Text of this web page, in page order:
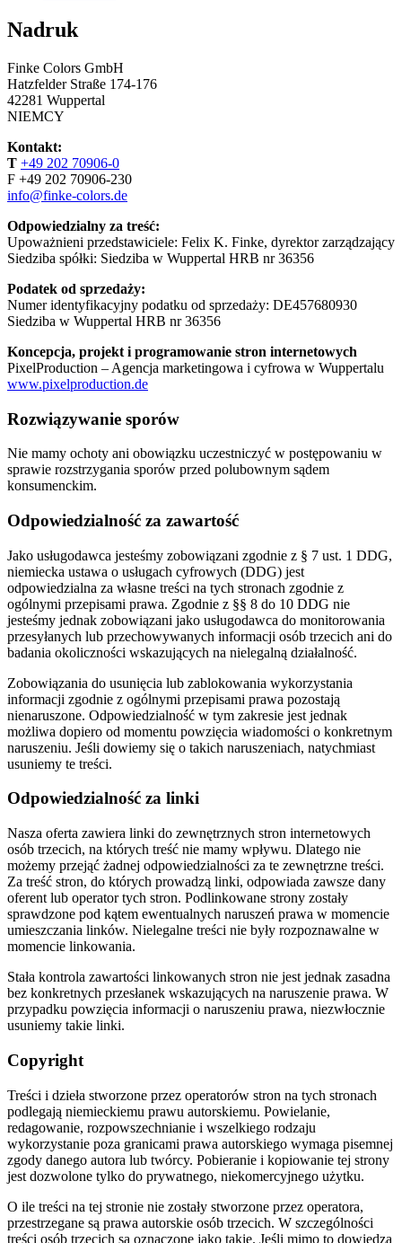
Nadruk
Finke Colors GmbH
Hatzfelder Straße 174-176
42281 Wuppertal
NIEMCY
Kontakt:
T +49 202 70906-0
F +49 202 70906-230
info@finke-colors.de
Odpowiedzialny za treść:
Upoważnieni przedstawiciele: Felix K. Finke, dyrektor zarządzający
Siedziba spółki: Siedziba w Wuppertal HRB nr 36356
Podatek od sprzedaży:
Numer identyfikacyjny podatku od sprzedaży: DE457680930
Siedziba w Wuppertal HRB nr 36356
Koncepcja, projekt i programowanie stron internetowych
PixelProduction – Agencja marketingowa i cyfrowa w Wuppertalu
www.pixelproduction.de
Rozwiązywanie sporów
Nie mamy ochoty ani obowiązku uczestniczyć w postępowaniu w
sprawie rozstrzygania sporów przed polubownym sądem
konsumenckim.
Odpowiedzialność za zawartość
Jako usługodawca jesteśmy zobowiązani zgodnie z § 7 ust. 1 DDG,
niemiecka ustawa o usługach cyfrowych (DDG) jest
odpowiedzialna za własne treści na tych stronach zgodnie z
ogólnymi przepisami prawa. Zgodnie z §§ 8 do 10 DDG nie
jesteśmy jednak zobowiązani jako usługodawca do monitorowania
przesyłanych lub przechowywanych informacji osób trzecich ani do
badania okoliczności wskazujących na nielegalną działalność.
Zobowiązania do usunięcia lub zablokowania wykorzystania
informacji zgodnie z ogólnymi przepisami prawa pozostają
nienaruszone. Odpowiedzialność w tym zakresie jest jednak
możliwa dopiero od momentu powzięcia wiadomości o konkretnym
naruszeniu. Jeśli dowiemy się o takich naruszeniach, natychmiast
usuniemy te treści.
Odpowiedzialność za linki
Nasza oferta zawiera linki do zewnętrznych stron internetowych
osób trzecich, na których treść nie mamy wpływu. Dlatego nie
możemy przejąć żadnej odpowiedzialności za te zewnętrzne treści.
Za treść stron, do których prowadzą linki, odpowiada zawsze dany
oferent lub operator tych stron. Podlinkowane strony zostały
sprawdzone pod kątem ewentualnych naruszeń prawa w momencie
umieszczania linków. Nielegalne treści nie były rozpoznawalne w
momencie linkowania.
Stała kontrola zawartości linkowanych stron nie jest jednak zasadna
bez konkretnych przesłanek wskazujących na naruszenie prawa. W
przypadku powzięcia informacji o naruszeniu prawa, niezwłocznie
usuniemy takie linki.
Copyright
Treści i dzieła stworzone przez operatorów stron na tych stronach
podlegają niemieckiemu prawu autorskiemu. Powielanie,
redagowanie, rozpowszechnianie i wszelkiego rodzaju
wykorzystanie poza granicami prawa autorskiego wymaga pisemnej
zgody danego autora lub twórcy. Pobieranie i kopiowanie tej strony
jest dozwolone tylko do prywatnego, niekomercyjnego użytku.
O ile treści na tej stronie nie zostały stworzone przez operatora,
przestrzegane są prawa autorskie osób trzecich. W szczególności
treści osób trzecich są oznaczone jako takie. Jeśli mimo to dowiedzą